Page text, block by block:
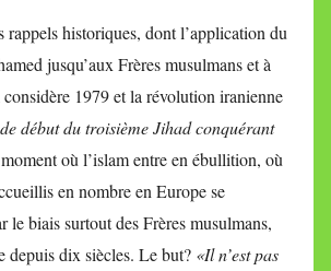
historiques, dont l’application du
jusqu’aux Frères musulmans et à
1979 et la révolution iranienne
début du troisième Jihad conquérant
où l’islam entre en ébullition, où
en nombre en Europe se
le biais surtout des Frères musulmans,
depuis dix siècles. Le but? «Il n’est pas